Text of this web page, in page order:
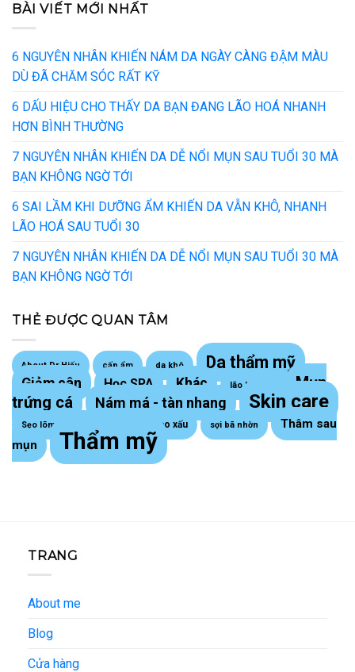
BÀI VIẾT MỚI NHẤT
6 NGUYÊN NHÂN KHIẾN NÁM DA NGÀY CÀNG ĐẬM MÀU
DÙ ĐÃ CHĂM SÓC RẤT KỸ
6 DẤU HIỆU CHO THẤY DA BẠN ĐANG LÃO HOÁ NHANH
HƠN BÌNH THƯỜNG
7 NGUYÊN NHÂN KHIẾN DA DỄ NỔI MỤN SAU TUỔI 30 MÀ
BẠN KHÔNG NGỜ TỚI
6 SAI LẦM KHI DƯỠNG ẨM KHIẾN DA VẪN KHÔ, NHANH
LÃO HOÁ SAU TUỔI 30
7 NGUYÊN NHÂN KHIẾN DA DỄ NỔI MỤN SAU TUỔI 30 MÀ
BẠN KHÔNG NGỜ TỚI
THẺ ĐƯỢC QUAN TÂM
About Dr Hiếu cấp ẩm da khô Da thẩm mỹ
Giảm cân Học SPA Khác lão hoá da
Mụn
trứng cá
Nám má - tàn nhang Skin care
Sẹo lõm trứng cá Sẹo lồi - sẹo xấu sợi bã nhờn
Thâm sau
mụn
Thẩm mỹ
TRANG
About me
Blog
Cửa hàng